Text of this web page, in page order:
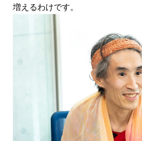
増えるわけです。